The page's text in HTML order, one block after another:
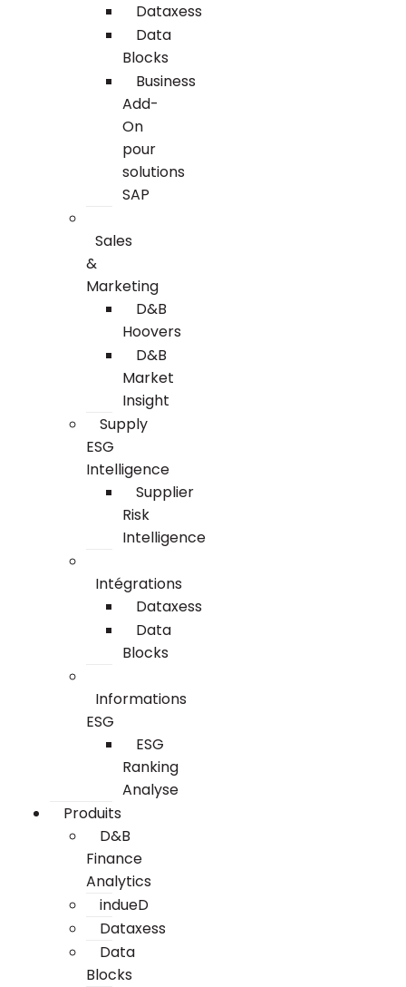
Dataxess
Data
Blocks
Business
Add-
On
pour
solutions
SAP
Sales
&
Marketing
D&B
Hoovers
D&B
Market
Insight
Supply
ESG
Intelligence
Supplier
Risk
Intelligence
Intégrations
Dataxess
Data
Blocks
Informations
ESG
ESG
Ranking
Analyse
Produits
D&B
Finance
Analytics
indueD
Dataxess
Data
Blocks